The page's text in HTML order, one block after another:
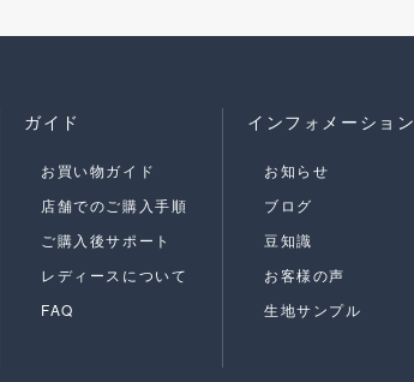
ガイド
お買い物ガイド
店舗でのご購入手順
ご購入後サポート
レディースについて
FAQ
インフォメーション
お知らせ
ブログ
豆知識
お客様の声
生地サンプル